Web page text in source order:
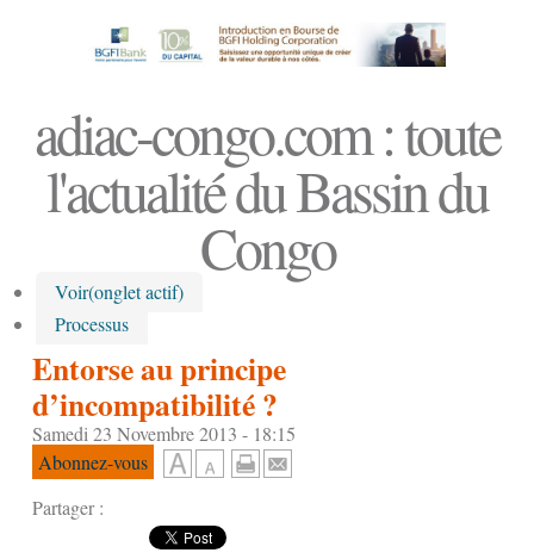
adiac-congo.com : toute
l'actualité du Bassin du
Congo
Voir(onglet actif)
Processus
Entorse au principe
d’incompatibilité ?
Samedi 23 Novembre 2013 - 18:15
Abonnez-vous
Partager :